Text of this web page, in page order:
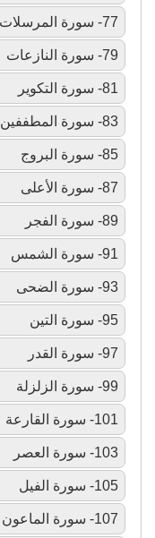
77- سورة المرسلات
79- سورة النازعات
81- سورة التكوير
83- سورة المطففين
85- سورة البروج
87- سورة الأعلى
89- سورة الفجر
91- سورة الشمس
93- سورة الضحى
95- سورة التين
97- سورة القدر
99- سورة الزلزلة
101- سورة القارعة
103- سورة العصر
105- سورة الفيل
107- سورة الماعون